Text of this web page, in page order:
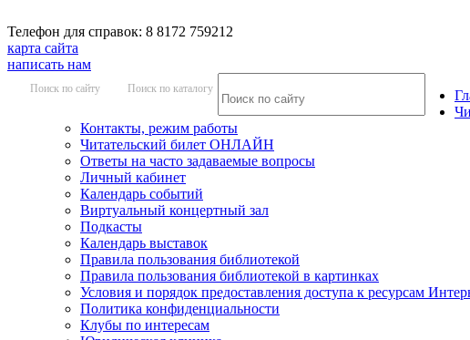
Телефон для справок: 8 8172 759212
карта сайта
написать нам
Поиск по сайту Поиск по каталогу
Контакты, режим работы
Читательский билет ОНЛАЙН
Ответы на часто задаваемые вопросы
Личный кабинет
Календарь событий
Виртуальный концертный зал
Подкасты
Календарь выставок
Правила пользования библиотекой
Правила пользования библиотекой в картинках
Условия и порядок предоставления доступа к ресурсам
Политика конфиденциальности
Клубы по интересам